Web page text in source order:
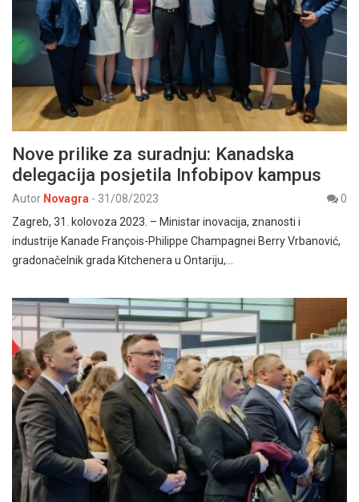
Nove prilike za suradnju: Kanadska
delegacija posjetila Infobipov kampus
Autor Novagra - 31/08/2023
0
Zagreb, 31. kolovoza 2023. – Ministar inovacija, znanosti i
industrije Kanade François-Philippe Champagnei Berry Vrbanović,
gradonačelnik grada Kitchenera u Ontariju,…